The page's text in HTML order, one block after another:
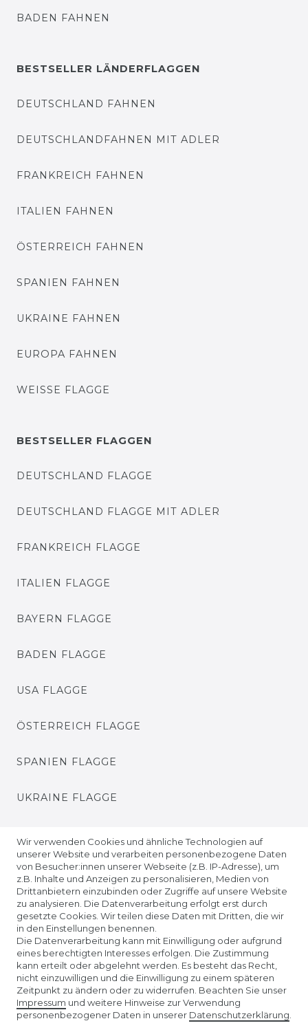
BADEN FAHNEN
BESTSELLER LÄNDERFLAGGEN
DEUTSCHLAND FAHNEN
DEUTSCHLANDFAHNEN MIT ADLER
FRANKREICH FAHNEN
ITALIEN FAHNEN
ÖSTERREICH FAHNEN
SPANIEN FAHNEN
UKRAINE FAHNEN
EUROPA FAHNEN
WEISSE FLAGGE
BESTSELLER FLAGGEN
DEUTSCHLAND FLAGGE
DEUTSCHLAND FLAGGE MIT ADLER
FRANKREICH FLAGGE
ITALIEN FLAGGE
BAYERN FLAGGE
BADEN FLAGGE
USA FLAGGE
ÖSTERREICH FLAGGE
SPANIEN FLAGGE
UKRAINE FLAGGE
Unser Affiliate-Programm bei ADCELL
Wir verwenden Cookies und ähnliche Technologien auf
unserer Website und verarbeiten personenbezogene Daten
von Besucher:innen unserer Webseite (z.B. IP-Adresse), um
z.B. Inhalte und Anzeigen zu personalisieren, Medien von
Drittanbietern einzubinden oder Zugriffe auf unsere Website
zu analysieren. Die Datenverarbeitung erfolgt erst durch
gesetzte Cookies. Wir teilen diese Daten mit Dritten, die wir
in den Einstellungen benennen.
Die Datenverarbeitung kann mit Einwilligung oder aufgrund
eines berechtigten Interesses erfolgen. Die Zustimmung
kann erteilt oder abgelehnt werden. Es besteht das Recht,
nicht einzuwilligen und die Einwilligung zu einem späteren
Zeitpunkt zu ändern oder zu widerrufen. Beachten Sie unser
Impressum und weitere Hinweise zur Verwendung
personenbezogener Daten in unserer Daten­schutz­erklärung